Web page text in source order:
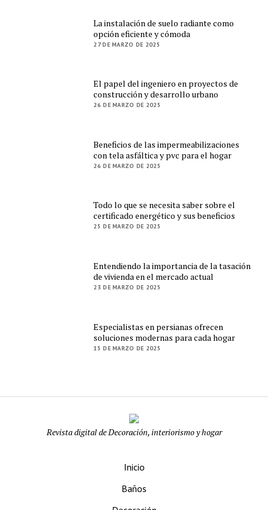
La instalación de suelo radiante como
opción eficiente y cómoda
27 DE MARZO DE 2025
El papel del ingeniero en proyectos de
construcción y desarrollo urbano
26 DE MARZO DE 2025
Beneficios de las impermeabilizaciones
con tela asfáltica y pvc para el hogar
26 DE MARZO DE 2025
Todo lo que se necesita saber sobre el
certificado energético y sus beneficios
25 DE MARZO DE 2025
Entendiendo la importancia de la tasación
de vivienda en el mercado actual
23 DE MARZO DE 2025
Especialistas en persianas ofrecen
soluciones modernas para cada hogar
15 DE MARZO DE 2025
Decorar.org
Revista digital de Decoración, interiorismo y hogar
Inicio
Baños